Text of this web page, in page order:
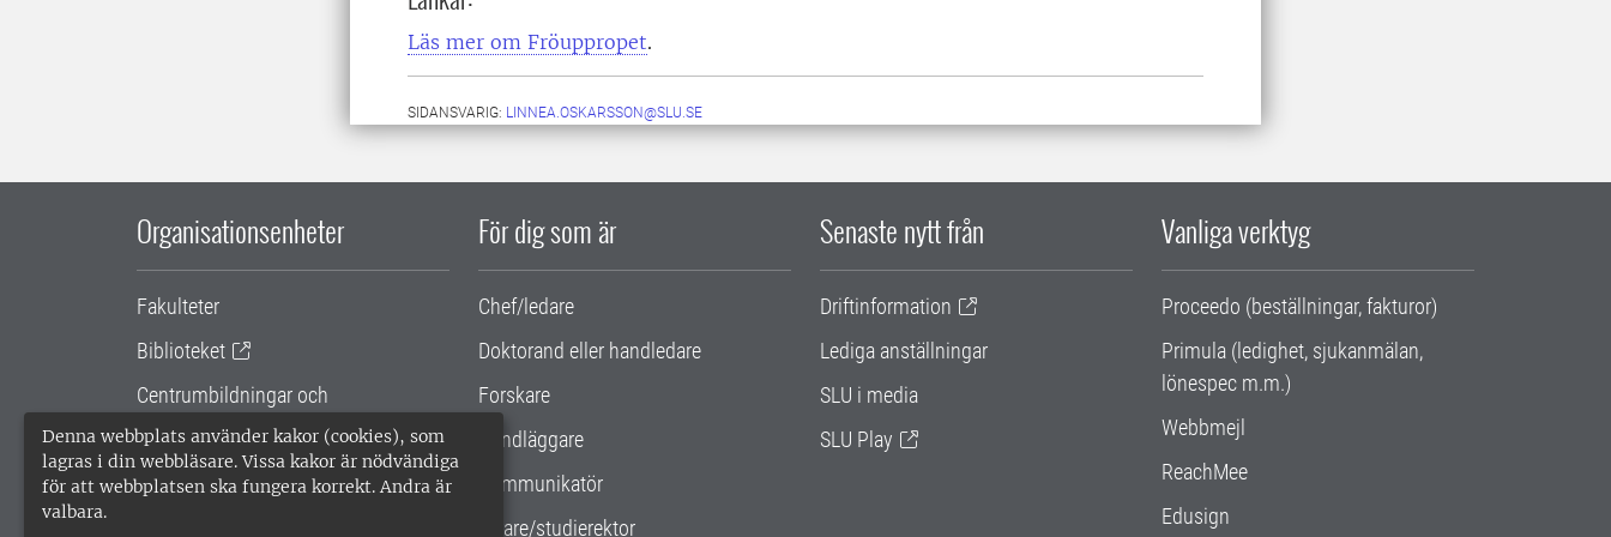
Denna webbplats använder kakor (cookies), som
lagras i din webbläsare. Vissa kakor är nödvändiga
för att webbplatsen ska fungera korrekt. Andra är
valbara.
Läs mer om Fröuppropet.
SIDANSVARIG: LINNEA.OSKARSSON@SLU.SE
Organisationsenheter
Fakulteter
Biblioteket
Centrumbildningar och
samarbetsprojekt
Gemensamma verksamhetsstödet
För dig som är
Chef/ledare
Doktorand eller handledare
Forskare
Handläggare
Kommunikatör
Lärare/studierektor
Senaste nytt från
Driftinformation
Lediga anställningar
SLU i media
SLU Play
Vanliga verktyg
Proceedo (beställningar, fakturor)
Primula (ledighet, sjukanmälan,
lönespec m.m.)
Webbmejl
ReachMee
Edusign